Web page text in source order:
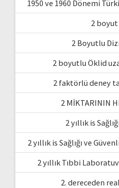
1950 ve 1960 Dönemi
2
2 Boyutlu
2 boyutlu Öklid
2 faktörlü deney
2 MİKTARININ
2 yıllık is
2 yıllık is Sağlığı ve
2 yıllık Tıbbi
2. dereceden